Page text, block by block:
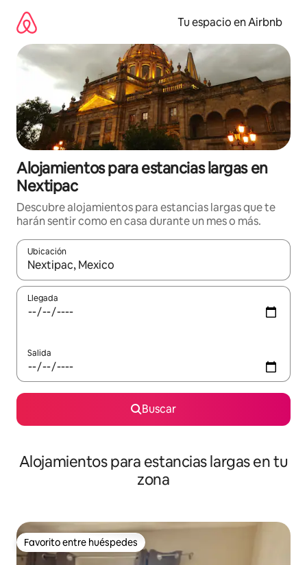
contenido
Tu espacio en Airbnb
Alojamientos para estancias largas en
Nextipac
Descubre alojamientos para estancias largas que te
harán sentir como en casa durante un mes o más.
Ubicación
Cuando los resultados estén disponibles, podrás navegar
Llegada
Salida
Buscar
Alojamientos para estancias largas en tu
zona
Favorito entre huéspedes
Favorito entre huéspedes